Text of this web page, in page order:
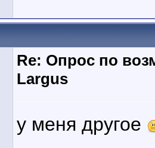
Re: Опрос по
Largus
у меня другое